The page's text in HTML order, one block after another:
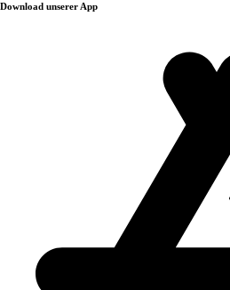
Download unserer App